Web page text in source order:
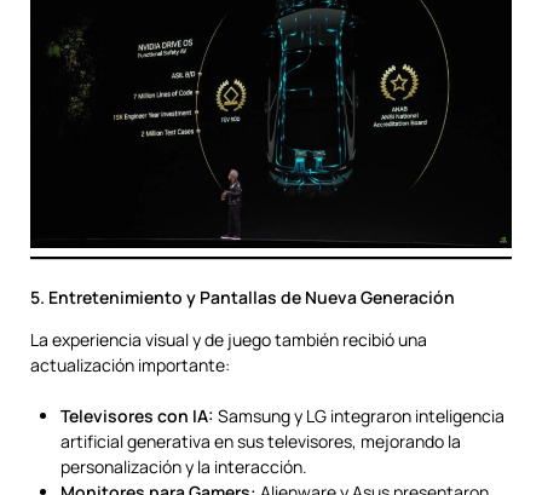
5. Entretenimiento y Pantallas de Nueva Generación
La experiencia visual y de juego también recibió una
actualización importante:
Televisores con IA: Samsung y LG integraron inteligencia
artificial generativa en sus televisores, mejorando la
personalización y la interacción.